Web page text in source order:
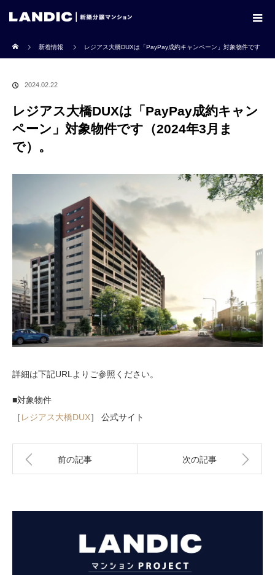
新着情報
レジアス大橋DUXは「PayPay成約キャンペーン」対象物件です
2024.02.22
レジアス大橋DUXは「PayPay成約キャン
ペーン」対象物件です（2024年3月ま
で）。
詳細は下記URLよりご参照ください。
■対象物件
［ レジアス大橋DUX］ 公式サイト
前の記事 次の記事